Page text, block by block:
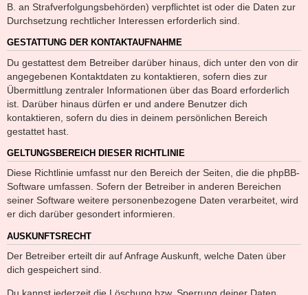
B. an Strafverfolgungsbehörden) verpflichtet ist oder die Daten zur
Durchsetzung rechtlicher Interessen erforderlich sind.
GESTATTUNG DER KONTAKTAUFNAHME
Du gestattest dem Betreiber darüber hinaus, dich unter den von dir
angegebenen Kontaktdaten zu kontaktieren, sofern dies zur
Übermittlung zentraler Informationen über das Board erforderlich
ist. Darüber hinaus dürfen er und andere Benutzer dich
kontaktieren, sofern du dies in deinem persönlichen Bereich
gestattet hast.
GELTUNGSBEREICH DIESER RICHTLINIE
Diese Richtlinie umfasst nur den Bereich der Seiten, die die phpBB-
Software umfassen. Sofern der Betreiber in anderen Bereichen
seiner Software weitere personenbezogene Daten verarbeitet, wird
er dich darüber gesondert informieren.
AUSKUNFTSRECHT
Der Betreiber erteilt dir auf Anfrage Auskunft, welche Daten über
dich gespeichert sind.